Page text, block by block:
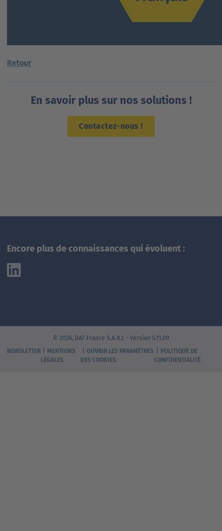
Retour
En savoir plus sur nos solutions !
Contactez-nous !
Encore plus de connaissances qui évoluent :
© 2026, DAT France S.A.R.L - Version 5.11.09
NEWSLETTER
MENTIONS
LÉGALES
OUVRIR LES PARAMÈTRES
DES COOKIES
POLITIQUE DE
CONFIDENTIALITÉ